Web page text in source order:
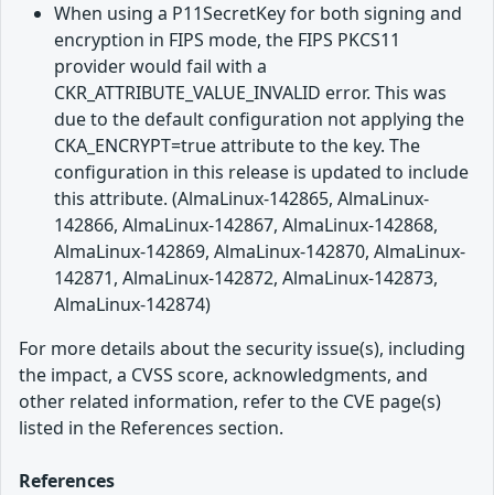
When using a P11SecretKey for both signing and
encryption in FIPS mode, the FIPS PKCS11
provider would fail with a
CKR_ATTRIBUTE_VALUE_INVALID error. This was
due to the default configuration not applying the
CKA_ENCRYPT=true attribute to the key. The
configuration in this release is updated to include
this attribute. (AlmaLinux-142865, AlmaLinux-
142866, AlmaLinux-142867, AlmaLinux-142868,
AlmaLinux-142869, AlmaLinux-142870, AlmaLinux-
142871, AlmaLinux-142872, AlmaLinux-142873,
AlmaLinux-142874)
For more details about the security issue(s), including
the impact, a CVSS score, acknowledgments, and
other related information, refer to the CVE page(s)
listed in the References section.
References